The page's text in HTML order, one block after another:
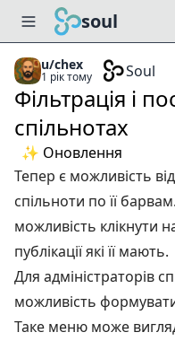
soul
u/chex
1 рік тому Soul
Фільтрація і
спільнотах
✨ Оновлення
Тепер є можливість
спільноти по її
можливість клікнути
публікації які її мають.
Для адміністраторів
можливість
Таке меню може